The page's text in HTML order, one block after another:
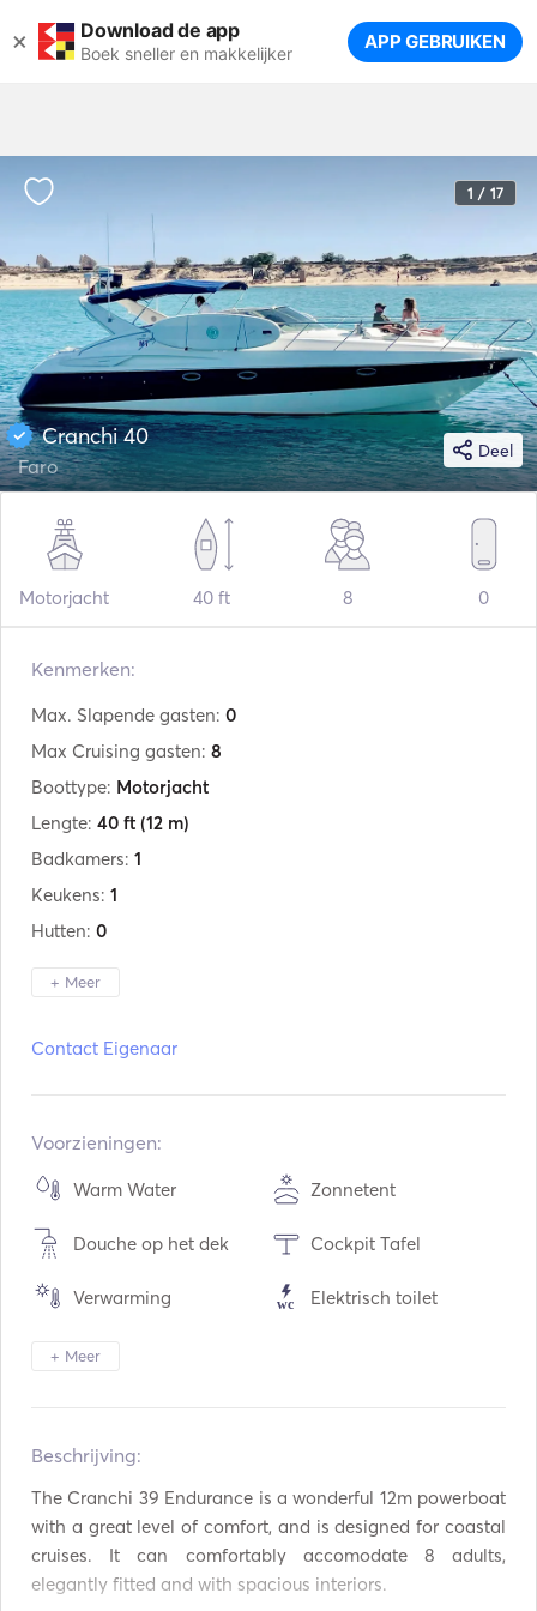
× Download de app
Boek sneller en makkelijker APP GEBRUIKEN
1 / 17
Deel
Cranchi 40
Faro
Motorjacht 40 ft 8 0
Kenmerken:
Max. Slapende gasten: 0
Max Cruising gasten: 8
Boottype: Motorjacht
Lengte: 40 ft (12 m)
Badkamers: 1
Keukens: 1
Hutten: 0
+ Meer
Opgeknapt in:06 / 2020
Motoren:
Consumptie: 90 L / Uur
Watercapaciteit:
Max kruissnelheid:
Contact Eigenaar
Voorzieningen:
Warm Water Zonnetent
Douche op het dek Cockpit Tafel
Verwarming Elektrisch toilet
Koelkast
USB Aansluiting
Omvormer Snorkeluitrusting
+ Meer
Beschrijving:
The Cranchi 39 Endurance is a wonderful 12m powerboat
with a great level of comfort, and is designed for coastal
cruises. It can comfortably accomodate 8 adults,
elegantly fitted and with spacious interiors.